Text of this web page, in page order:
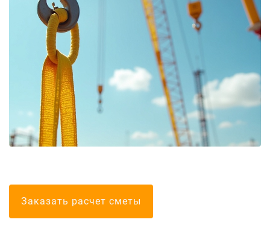
Заказать расчет сметы